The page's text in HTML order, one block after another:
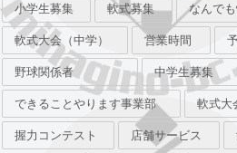
小学生募集 軟式募集 なんで
軟式大会（中学） 営業時間
野球関係者 中学生募集
できることやります事業部 軟式大
握力コンテスト 店舗サービス